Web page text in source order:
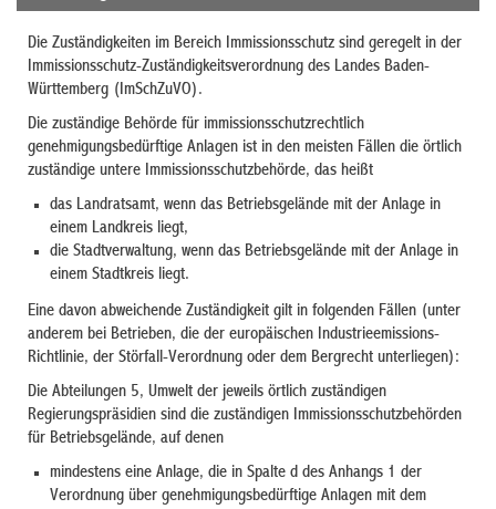
Die Zuständigkeiten im Bereich Immissionsschutz sind geregelt in der
Immissionsschutz-Zuständigkeitsverordnung des Landes Baden-
Württemberg (ImSchZuVO).
Die zuständige Behörde für immissionsschutzrechtlich
genehmigungsbedürftige Anlagen ist in den meisten Fällen die örtlich
zuständige untere Immissionsschutzbehörde, das heißt
das Landratsamt, wenn das Betriebsgelände mit der Anlage in
einem Landkreis liegt,
die Stadtverwaltung, wenn das Betriebsgelände mit der Anlage in
einem Stadtkreis liegt.
Eine davon abweichende Zuständigkeit gilt in folgenden Fällen (unter
anderem bei Betrieben, die der europäischen Industrieemissions-
Richtlinie, der Störfall-Verordnung oder dem Bergrecht unterliegen):
Die Abteilungen 5, Umwelt der jeweils örtlich zuständigen
Regierungspräsidien sind die zuständigen Immissionsschutzbehörden
für Betriebsgelände, auf denen
mindestens eine Anlage, die in Spalte d des Anhangs 1 der
Verordnung über genehmigungsbedürftige Anlagen mit dem